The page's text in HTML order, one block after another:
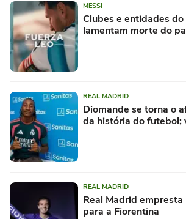
MESSI
Clubes e entidades
lamentam morte do
REAL MADRID
Diomande se torna o
da história do futebol;
REAL MADRID
Real Madrid
para a Fiorentina